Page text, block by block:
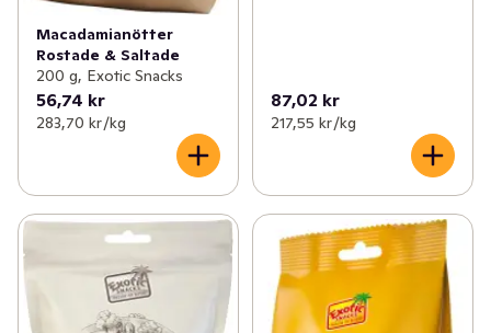
Macadamianötter
Rostade & Saltade
200 g, Exotic Snacks
56,74 kr
283,70 kr /kg
87,02 kr
217,55 kr /kg